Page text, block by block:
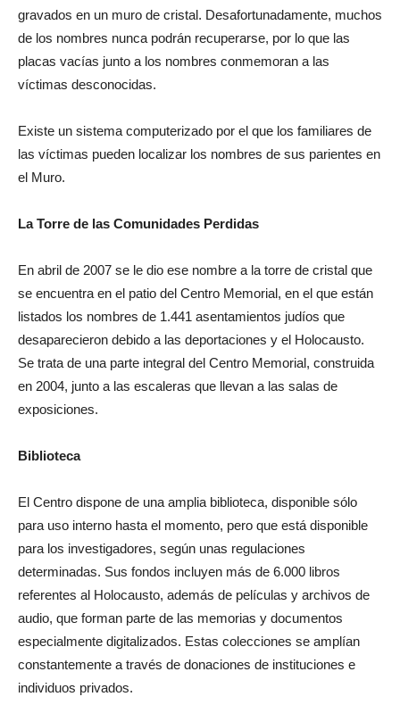
gravados en un muro de cristal. Desafortunadamente, muchos
de los nombres nunca podrán recuperarse, por lo que las
placas vacías junto a los nombres conmemoran a las
víctimas desconocidas.
Existe un sistema computerizado por el que los familiares de
las víctimas pueden localizar los nombres de sus parientes en
el Muro.
La Torre de las Comunidades Perdidas
En abril de 2007 se le dio ese nombre a la torre de cristal que
se encuentra en el patio del Centro Memorial, en el que están
listados los nombres de 1.441 asentamientos judíos que
desaparecieron debido a las deportaciones y el Holocausto.
Se trata de una parte integral del Centro Memorial, construida
en 2004, junto a las escaleras que llevan a las salas de
exposiciones.
Biblioteca
El Centro dispone de una amplia biblioteca, disponible sólo
para uso interno hasta el momento, pero que está disponible
para los investigadores, según unas regulaciones
determinadas. Sus fondos incluyen más de 6.000 libros
referentes al Holocausto, además de películas y archivos de
audio, que forman parte de las memorias y documentos
especialmente digitalizados. Estas colecciones se amplían
constantemente a través de donaciones de instituciones e
individuos privados.